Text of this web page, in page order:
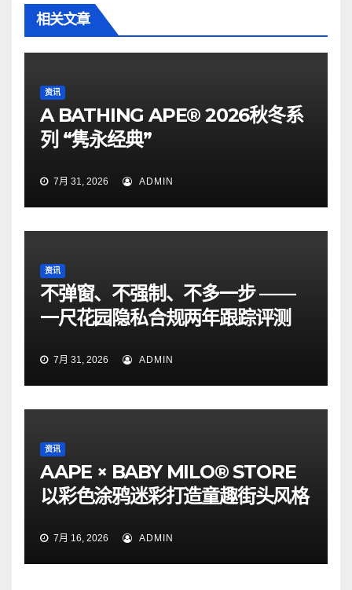
相关文章
资讯
A BATHING APE® 2026秋冬系
列 “隽永经典”
7月 31, 2026 ADMIN
资讯
不弹窗、不强制、不多一步 ——
一尺花园隐私合规两年跟踪评测
7月 31, 2026 ADMIN
资讯
AAPE × BABY MILO® STORE
以彩色涂鸦迷彩打造童趣街头风格
7月 16, 2026 ADMIN